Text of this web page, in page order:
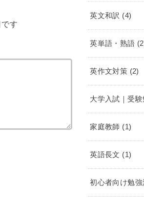
す
英文和訳 (4)
英単語・熟語
英作文対策 (2)
大学入試｜受験
家庭教師 (1)
英語長文 (1)
初心者向け勉強